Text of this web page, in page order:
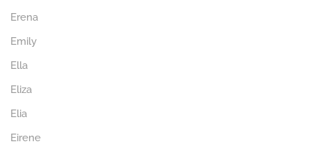
Erena
Emily
Ella
Eliza
Elia
Eirene